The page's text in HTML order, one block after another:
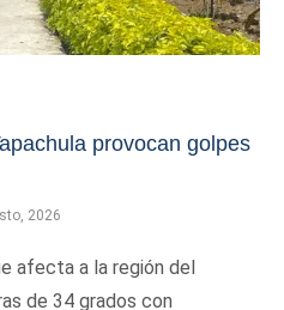
provocan golpes
2026
afecta a la región del
de 34 grados con